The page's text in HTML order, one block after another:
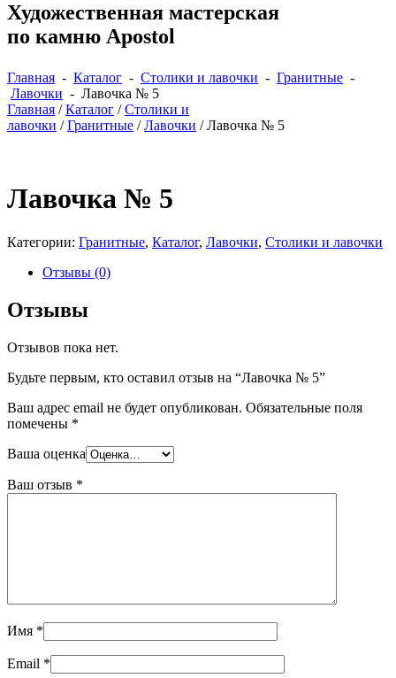
Художественная мастерская
по камню Apostol
Главная - Каталог - Столики и лавочки - Гранитные -
Лавочки - Лавочка № 5
Главная /Каталог /Столики и
лавочки /Гранитные /Лавочки / Лавочка № 5
Лавочка № 5
Категории: Гранитные, Каталог, Лавочки, Столики и лавочки
Отзывы (0)
Отзывы
Отзывов пока нет.
Будьте первым, кто оставил отзыв на “Лавочка № 5”
Ваш адрес email не будет опубликован. Обязательные поля
помечены *
Ваша оценка
Ваш отзыв *
Имя *
Email *